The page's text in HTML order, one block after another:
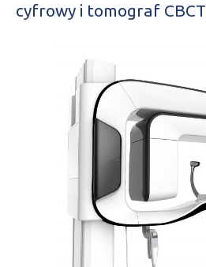
cyfrowy i tomograf CBCT